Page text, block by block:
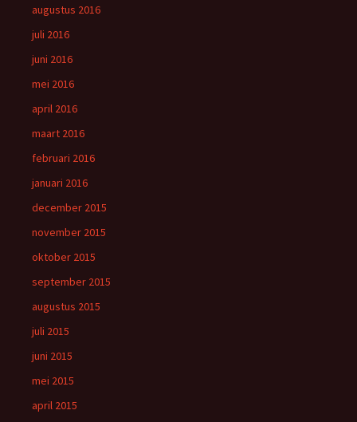
augustus 2016
juli 2016
juni 2016
mei 2016
april 2016
maart 2016
februari 2016
januari 2016
december 2015
november 2015
oktober 2015
september 2015
augustus 2015
juli 2015
juni 2015
mei 2015
april 2015